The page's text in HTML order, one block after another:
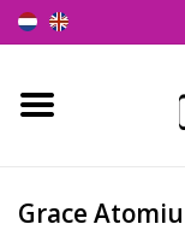
Home
Grace